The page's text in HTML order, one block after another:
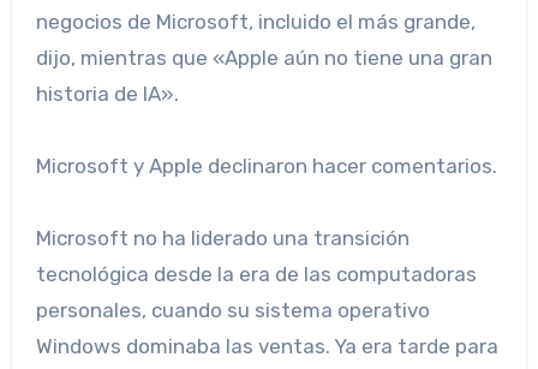
negocios de Microsoft, incluido el más grande,
dijo, mientras que «Apple aún no tiene una gran
historia de IA».
Microsoft y Apple declinaron hacer comentarios.
Microsoft no ha liderado una transición
tecnológica desde la era de las computadoras
personales, cuando su sistema operativo
Windows dominaba las ventas. Ya era tarde para